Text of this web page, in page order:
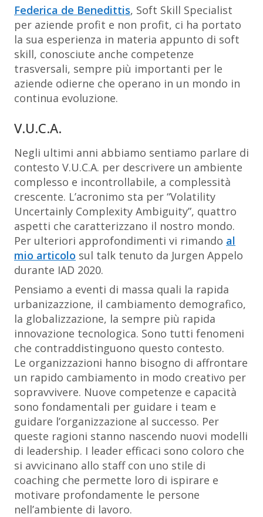
Federica de Benedittis, Soft Skill Specialist
per aziende profit e non profit, ci ha portato
la sua esperienza in materia appunto di soft
skill, conosciute anche competenze
trasversali, sempre più importanti per le
aziende odierne che operano in un mondo in
continua evoluzione.
V.U.C.A.
Negli ultimi anni abbiamo sentiamo parlare di
contesto V.U.C.A. per descrivere un ambiente
complesso e incontrollabile, a complessità
crescente. L’acronimo sta per “Volatility
Uncertainly Complexity Ambiguity”, quattro
aspetti che caratterizzano il nostro mondo.
Per ulteriori approfondimenti vi rimando al
mio articolo sul talk tenuto da Jurgen Appelo
durante IAD 2020.
Pensiamo a eventi di massa quali la rapida
urbanizazzione, il cambiamento demografico,
la globalizzazione, la sempre più rapida
innovazione tecnologica. Sono tutti fenomeni
che contraddistinguono questo contesto.
Le organizzazioni hanno bisogno di affrontare
un rapido cambiamento in modo creativo per
sopravvivere. Nuove competenze e capacità
sono fondamentali per guidare i team e
guidare l’organizzazione al successo. Per
queste ragioni stanno nascendo nuovi modelli
di leadership. I leader efficaci sono coloro che
si avvicinano allo staff con uno stile di
coaching che permette loro di ispirare e
motivare profondamente le persone
nell’ambiente di lavoro.